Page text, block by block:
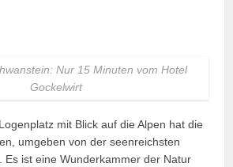
Nur 15 Minuten vom Hotel
Gockelwirt
mit Blick auf die Alpen hat die
umgeben von der seenreichsten
Es ist eine Wunderkammer der Natur